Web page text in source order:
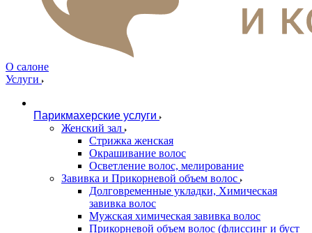
О салоне
Услуги
Парикмахерские услуги
Женский зал
Стрижка женская
Окрашивание волос
Осветление волос, мелирование
Завивка и Прикорневой объем волос
Долговременные укладки, Химическая
завивка волос
Мужская химическая завивка волос
Прикорневой объем волос (флиссинг и буст